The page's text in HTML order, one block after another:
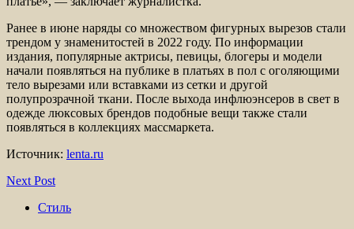
Ранее в июне наряды со множеством фигурных вырезов стали
трендом у знаменитостей в 2022 году. По информации
издания, популярные актрисы, певицы, блогеры и модели
начали появляться на публике в платьях в пол с оголяющими
тело вырезами или вставками из сетки и другой
полупрозрачной ткани. После выхода инфлюэнсеров в свет в
одежде люксовых брендов подобные вещи также стали
появляться в коллекциях массмаркета.
Источник: lenta.ru
Next Post
Стиль